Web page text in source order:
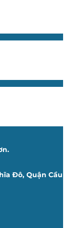
Đô, Quận Cầu